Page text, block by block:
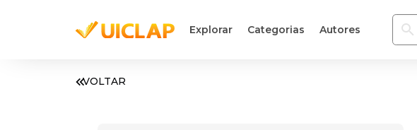
Explorar Categorias Autores
VOLTAR